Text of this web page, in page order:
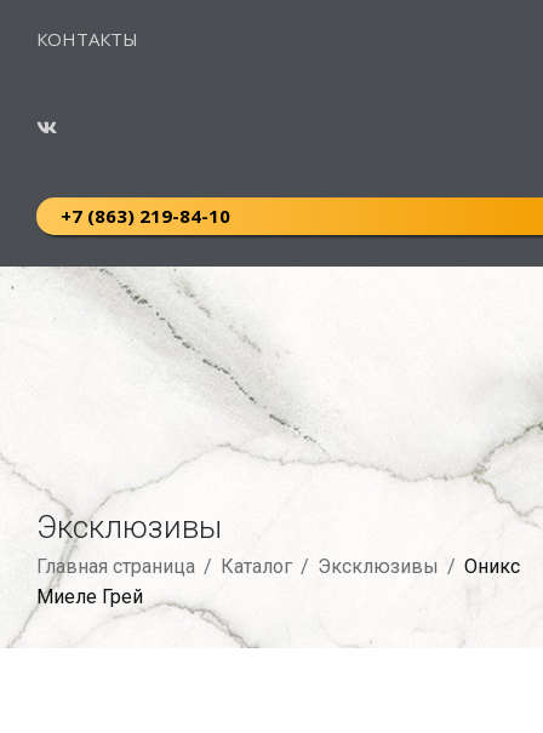
КОНТАКТЫ
+7 (863) 219-84-10
Эксклюзивы
Главная страница / Каталог / Эксклюзивы / Оникс
Миеле Грей